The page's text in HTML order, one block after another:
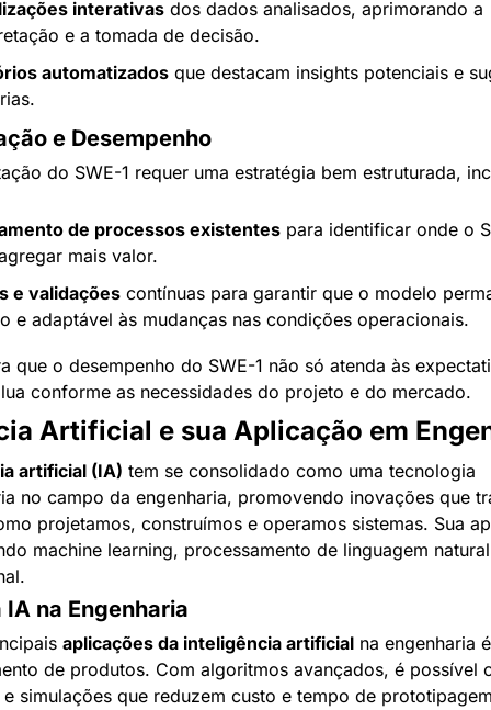
interativas dos dados analisados, aprimorando a
e a tomada de decisão.
automatizados que destacam insights potenciais e
e Desempenho
do SWE-1 requer uma estratégia bem estruturada,
de processos existentes para identificar onde o
mais valor.
e validações contínuas para garantir que o modelo
e adaptável às mudanças nas condições operacionais.
que o desempenho do SWE-1 não só atenda às
conforme as necessidades do projeto e do mercado.
Artificial e sua Aplicação em
artificial (IA) tem se consolidado como uma tecnologia
no campo da engenharia, promovendo inovações que
projetamos, construímos e operamos sistemas. Sua
machine learning, processamento de linguagem
na Engenharia
aplicações da inteligência artificial na engenharia
de produtos. Com algoritmos avançados, é possível
simulações que reduzem custo e tempo de